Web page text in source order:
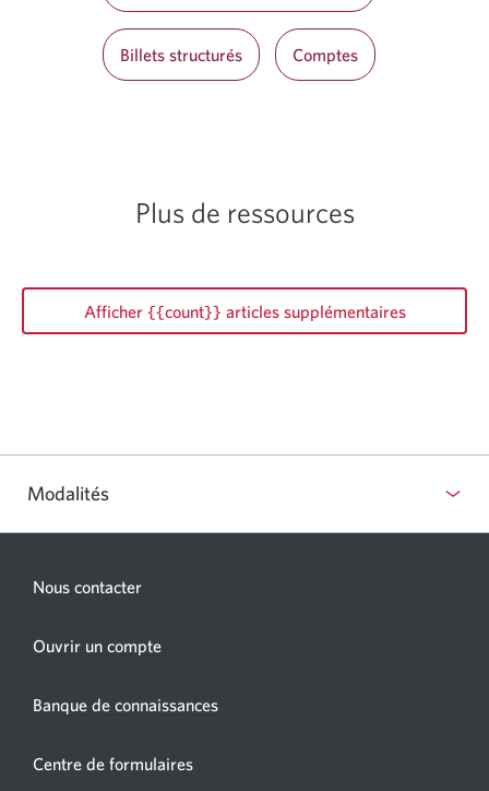
Billets structurés Comptes
Plus de ressources
Afficher {{count}} articles supplémentaires
Modalités
Nous contacter
Ouvrir un compte
Banque de connaissances
Centre de formulaires